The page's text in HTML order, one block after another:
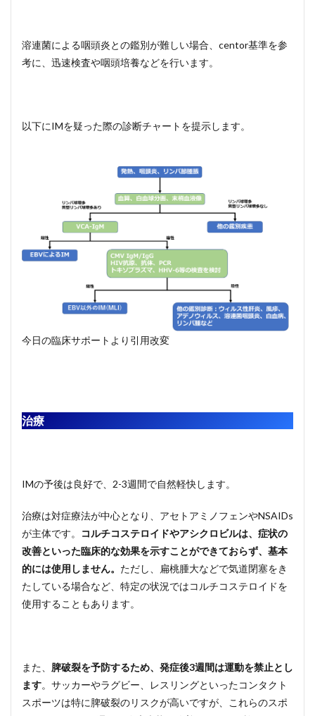
溶連菌による咽頭炎との鑑別が難しい場合、centor基準を参
考に、迅速検査や咽頭培養などを行います。
以下にIMを疑った際の診断チャートを提示します。
今日の臨床サポートより引用改変
治療
IMの予後は良好で、2-3週間で自然軽快します。
治療は対症療法が中心となり、アセトアミノフェンやNSAIDs
が主体です。
コルチコステロイドやアシクロビルは、症状の
改善といった臨床的な効果を示すことができておらず、基本
的には使用しません。 ただし、扁桃腫大などで気道閉塞をき
たしている場合など、特定の状況ではコルチコステロイドを
使用することもあります。
また、 脾破裂を予防するため、発症後3週間は運動を禁止とし
ます。サッカーやラグビー、レスリングといったコンタクト
スポーツは特に脾破裂のリスクが高いですが、これらのスポ